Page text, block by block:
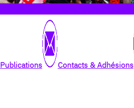
Publications Contacts & Adhésions